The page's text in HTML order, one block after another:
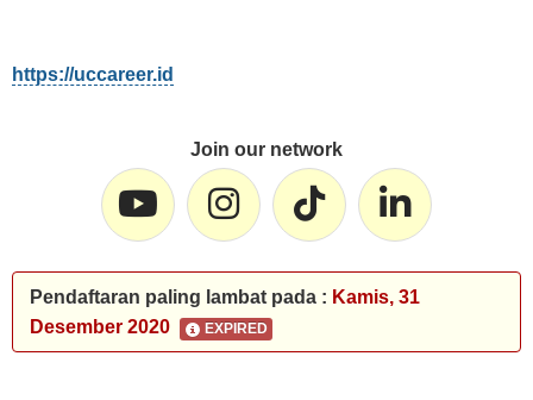
https://uccareer.id
Join our network
Pendaftaran paling lambat pada : Kamis, 31
Desember 2020
EXPIRED